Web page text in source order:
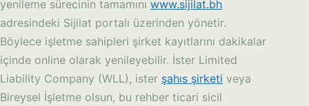
yenileme sürecinin tamamını www.sijilat.bh
adresindeki Sijilat portalı üzerinden yönetir.
Böylece işletme sahipleri şirket kayıtlarını dakikalar
içinde online olarak yenileyebilir. İster Limited
Liability Company (WLL), ister şahıs şirketi veya
Bireysel İşletme olsun, bu rehber ticari sicil